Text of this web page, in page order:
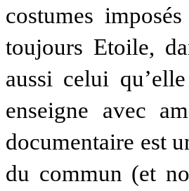
costumes
toujours Etoile,
aussi celui
enseigne avec
documentaire est
du commun (et